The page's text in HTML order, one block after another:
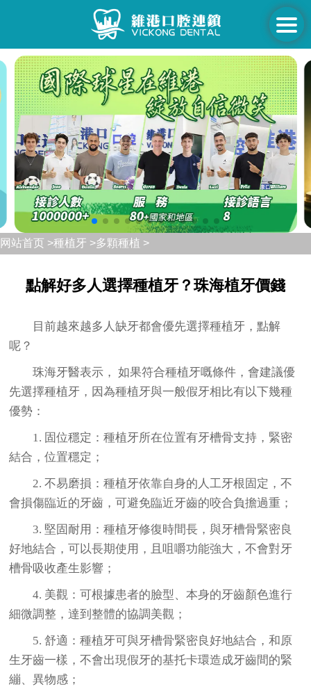
网站首页 >種植牙 >多顆種植 >
點解好多人選擇種植牙？珠海植牙價錢
目前越來越多人缺牙都會優先選擇種植牙，點解
呢？
珠海牙醫表示， 如果符合種植牙嘅條件，會建議優
先選擇種植牙，因為種植牙與一般假牙相比有以下幾種
優勢：
1. 固位穩定：種植牙所在位置有牙槽骨支持，緊密
結合，位置穩定；
2. 不易磨損：種植牙依靠自身的人工牙根固定，不
會損傷臨近的牙齒，可避免臨近牙齒的咬合負擔過重；
3. 堅固耐用：種植牙修復時間長，與牙槽骨緊密良
好地結合，可以長期使用，且咀嚼功能強大，不會對牙
槽骨吸收產生影響；
4. 美觀：可根據患者的臉型、本身的牙齒顏色進行
細微調整，達到整體的協調美觀；
5. 舒適：種植牙可與牙槽骨緊密良好地結合，和原
生牙齒一樣，不會出現假牙的基托卡環造成牙齒間的緊
繃、異物感；